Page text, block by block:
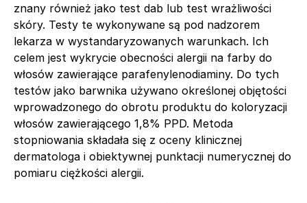
znany również jako test dab lub test wrażliwości
skóry. Testy te wykonywane są pod nadzorem
lekarza w wystandaryzowanych warunkach. Ich
celem jest wykrycie obecności alergii na farby do
włosów zawierające parafenylenodiaminy. Do tych
testów jako barwnika używano określonej objętości
wprowadzonego do obrotu produktu do koloryzacji
włosów zawierającego 1,8% PPD. Metoda
stopniowania składała się z oceny klinicznej
dermatologa i obiektywnej punktacji numerycznej do
pomiaru ciężkości alergii.